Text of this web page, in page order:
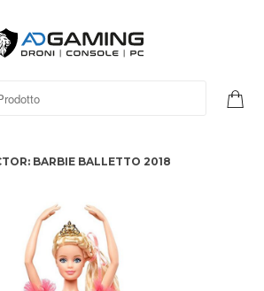
BARBIE BALLETTO 2018